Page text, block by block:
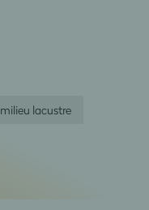
milieu lacustre